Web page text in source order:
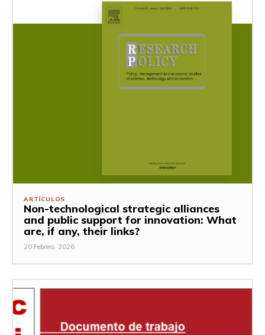
ARTÍCULOS
Non-technological strategic alliances
and public support for innovation: What
are, if any, their links?
20 Febrero, 2026